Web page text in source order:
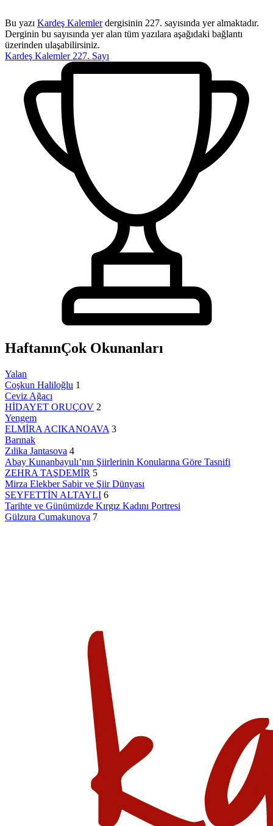
Bu yazı Kardeş Kalemlerdergisinin 227. sayısında yer almaktadır.
Derginin bu sayısında yer alan tüm yazılara aşağıdaki bağlantı
üzerinden ulaşabilirsiniz.
Kardeş Kalemler 227. Sayı
HaftanınÇok Okunanları
Yalan
Coşkun Haliloğlu 1
Ceviz Ağacı
HİDAYET ORUÇOV 2
Yengem
ELMİRA ACIKANOAVA 3
Barınak
Zılika Jantasova 4
Abay Kunanbayulı’nın Şiirlerinin Konularına Göre Tasnifi
ZEHRA TAŞDEMİR 5
Mirza Elekber Sabir ve Şiir Dünyası
SEYFETTİN ALTAYLI 6
Tarihte ve Günümüzde Kırgız Kadını Portresi
Gülzura Cumakunova 7